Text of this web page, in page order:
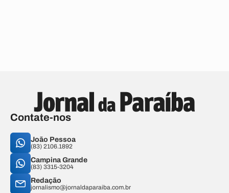
Contate-nos
João Pessoa
(83) 2106.1892
Campina Grande
(83) 3315-3204
Redação
jornalismo@jornaldaparaiba.com.br